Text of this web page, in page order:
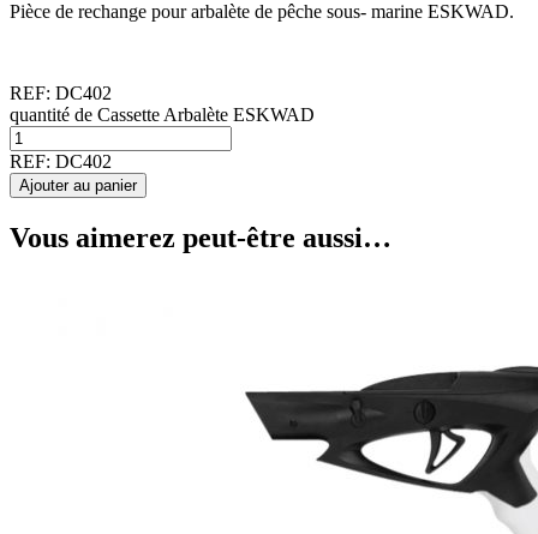
Pièce de rechange pour arbalète de pêche sous- marine ESKWAD.
REF: DC402
quantité de Cassette Arbalète ESKWAD
REF: DC402
Ajouter au panier
Vous aimerez peut-être aussi…